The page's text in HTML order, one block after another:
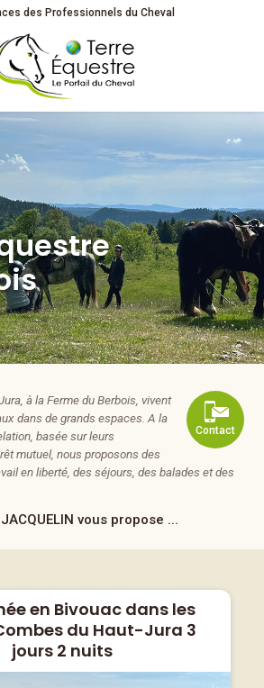
à La Pesse dans le Jura
des Professionnels du Cheval
Contact
à la Ferme du Berbois, vivent
dans de grands espaces. A la
basée sur leurs
mutuel, nous proposons des
en liberté, des séjours, des balades et des
vous propose ...
en Bivouac dans les
du Haut-Jura 3
jours 2 nuits